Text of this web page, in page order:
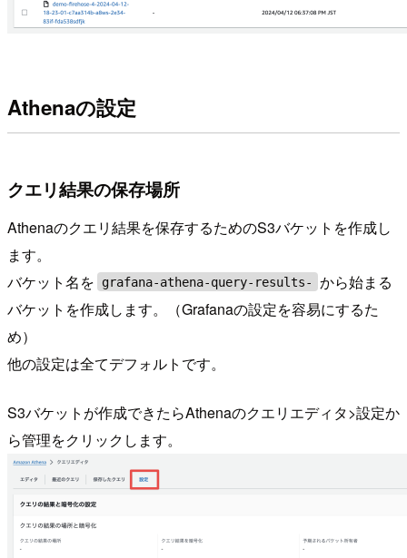
Athenaの設定
クエリ結果の保存場所
Athenaのクエリ結果を保存するためのS3バケットを作成し
ます。
バケット名を
grafana-athena-query-results-
から始まる
バケットを作成します。（Grafanaの設定を容易にするた
め）
他の設定は全てデフォルトです。
S3バケットが作成できたらAthenaのクエリエディタ>設定か
ら管理をクリックします。